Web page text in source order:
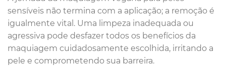
sensíveis não termina com a aplicação; a remoção é
igualmente vital. Uma limpeza inadequada ou
agressiva pode desfazer todos os benefícios da
maquiagem cuidadosamente escolhida, irritando a
pele e comprometendo sua barreira.